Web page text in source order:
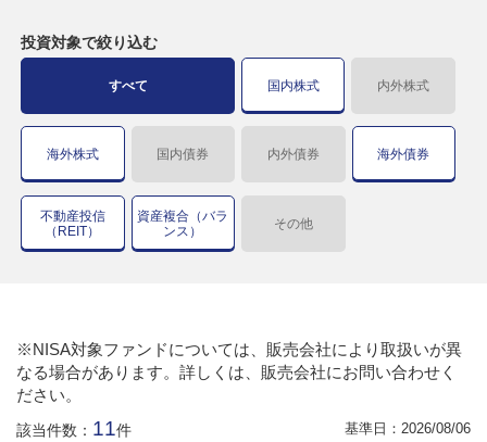
投資対象で絞り込む
すべて 国内株式 内外株式
海外株式 国内債券 内外債券 海外債券
不動産投信
（REIT）
資産複合（バラ
ンス）
その他
※NISA対象ファンドについては、販売会社により取扱いが異
なる場合があります。詳しくは、販売会社にお問い合わせく
ださい。
該当件数： 11件 基準日： 2026/08/06